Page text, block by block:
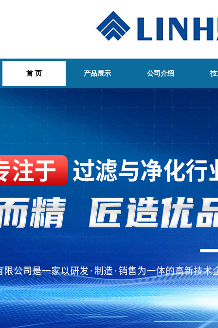
首 页 产品展示 公司介绍